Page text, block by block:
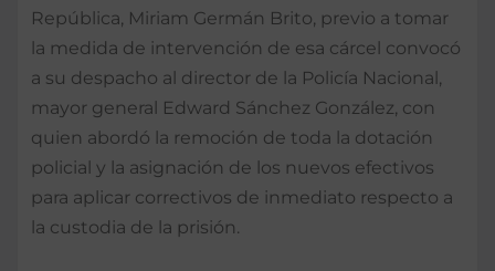
República, Miriam Germán Brito, previo a to­mar
la medida de interven­ción de esa cárcel convocó
a su despacho al director de la Policía Nacional,
mayor general Edward Sánchez González, con
quien abordó la remoción de toda la dota­ción
policial y la asignación de los nuevos efectivos
para aplicar correctivos de inme­diato respecto a
la custodia de la prisión.